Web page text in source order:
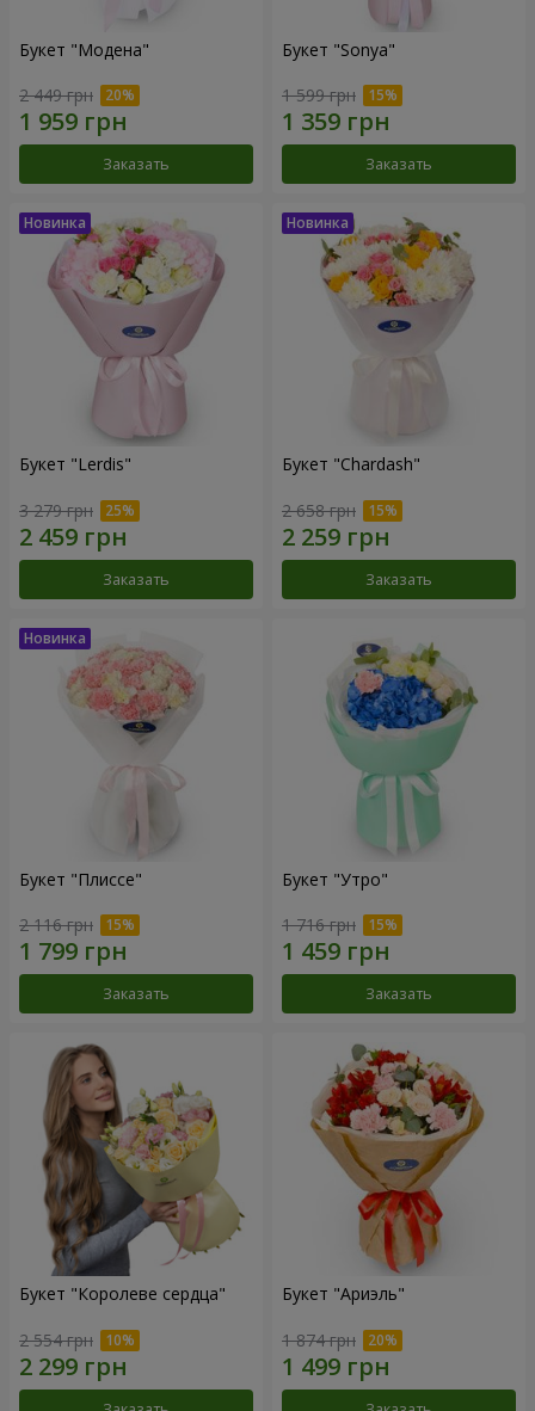
Букет "Модена"
2 449 грн
Заказать
Букет "Sonya"
1 599 грн
Заказать
Букет "Lerdis"
3 279 грн
Заказать
Букет "Chardash"
2 658 грн
Заказать
Букет "Плиссе"
2 116 грн
Заказать
Букет "Утро"
1 716 грн
Заказать
Букет "Королеве сердца"
2 554 грн
Букет "Ариэль"
1 874 грн